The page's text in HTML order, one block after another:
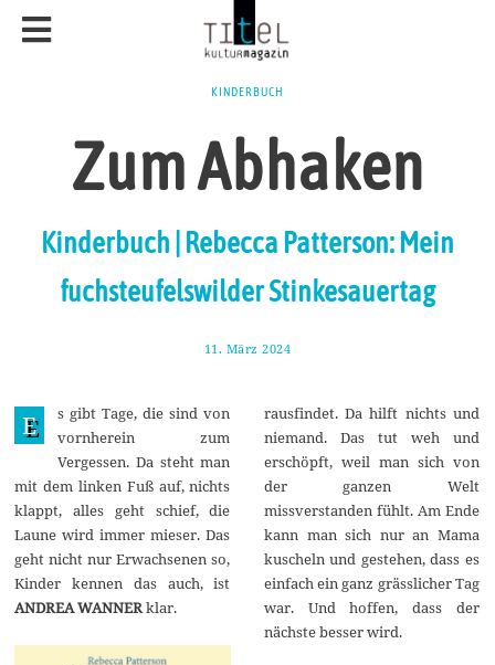
KINDERBUCH
Zum Abhaken
Kinderbuch | Rebecca Patterson: Mein
fuchsteufelswilder Stinkesauertag
11. März 2024
ä
z
2
4
E
s gibt Tage, die sind von
vornherein zum
Vergessen. Da steht man
mit dem linken Fuß auf, nichts
klappt, alles geht schief, die
Laune wird immer mieser. Das
geht nicht nur Erwachsenen so,
Kinder kennen das auch, ist
ANDREA WANNERklar.
rausfindet. Da hilft nichts und
niemand. Das tut weh und
erschöpft, weil man sich von
der ganzen Welt
missverstanden fühlt. Am Ende
kann man sich nur an Mama
kuscheln und gestehen, dass es
einfach ein ganz grässlicher Tag
war. Und hoffen, dass der
nächste besser wird.